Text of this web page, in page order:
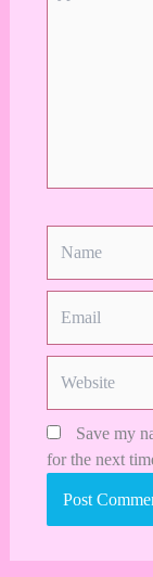
Save my
for the next